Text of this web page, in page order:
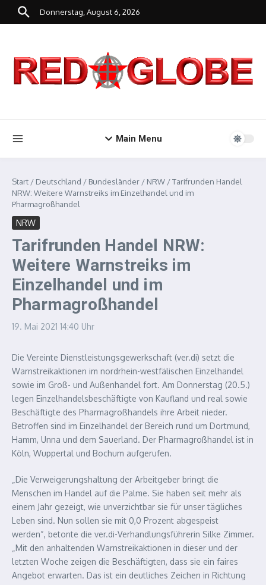
Zum Inhalt springen
Donnerstag, August 6, 2026
Main Menu
Start / Deutschland / Bundesländer / NRW /Tarifrunden Handel
NRW: Weitere Warnstreiks im Einzelhandel und im
Pharmagroßhandel
NRW
Tarifrunden Handel NRW:
Weitere Warnstreiks im
Einzelhandel und im
Pharmagroßhandel
19. Mai 2021 14:40 Uhr
Die Vereinte Dienstleistungsgewerkschaft (ver.di) setzt die
Warnstreikaktionen im nordrhein-westfälischen Einzelhandel
sowie im Groß- und Außenhandel fort. Am Donnerstag (20.5.)
legen Einzelhandelsbeschäftigte von Kaufland und real sowie
Beschäftigte des Pharmagroßhandels ihre Arbeit nieder.
Betroffen sind im Einzelhandel der Bereich rund um Dortmund,
Hamm, Unna und dem Sauerland. Der Pharmagroßhandel ist in
Köln, Wuppertal und Bochum aufgerufen.
„Die Verweigerungshaltung der Arbeitgeber bringt die
Menschen im Handel auf die Palme. Sie haben seit mehr als
einem Jahr gezeigt, wie unverzichtbar sie für unser tägliches
Leben sind. Nun sollen sie mit 0,0 Prozent abgespeist
werden“, betonte die ver.di-Verhandlungsführerin Silke Zimmer.
„Mit den anhaltenden Warnstreikaktionen in dieser und der
letzten Woche zeigen die Beschäftigten, dass sie ein faires
Angebot erwarten. Das ist ein deutliches Zeichen in Richtung